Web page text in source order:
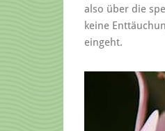
also über die
keine
eingeht.